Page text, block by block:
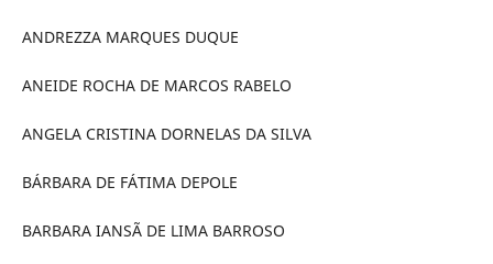
ANDREZZA MARQUES DUQUE
ANEIDE ROCHA DE MARCOS RABELO
ANGELA CRISTINA DORNELAS DA SILVA
BÁRBARA DE FÁTIMA DEPOLE
BARBARA IANSÃ DE LIMA BARROSO